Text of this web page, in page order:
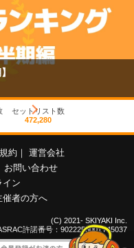
セットリスト数
472,280
約
運営会社
お問い合わせ
イン
催者の方へ
(C) 2021- SKIYAKI Inc.
許諾番号：9022255001Y45037